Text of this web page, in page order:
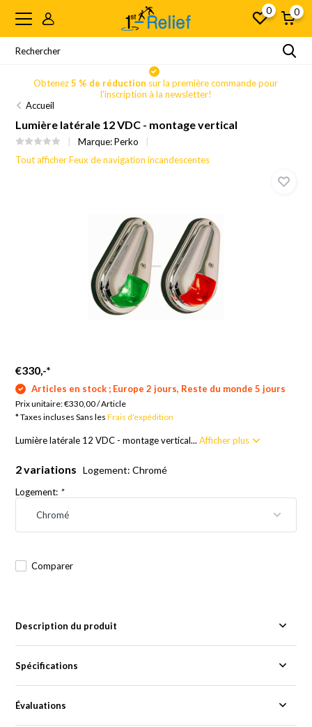
0 0
Obtenez5 % de réduction sur la première commande pour
l'inscription à la newsletter!
Accueil
Lumière latérale 12 VDC - montage vertical
Marque:Perko
Tout afficher Feux de navigation incandescentes
€330,-*
Articles en stock ; Europe 2 jours, Reste du monde 5 jours
Prix unitaire:€330,00/Article
* Taxes incluses Sans lesFrais d'expédition
Lumière latérale 12 VDC - montage vertical...Afficher plus
2 variations Logement: Chromé
Logement: *
Comparer
Description du produit
Spécifications
Évaluations